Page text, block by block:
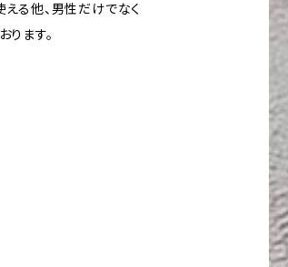
える他、男性だけでなく
ります。